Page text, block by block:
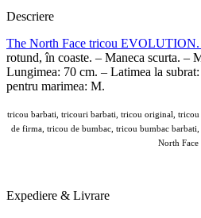
Descriere
The North Face tricou EVOLUTION.
rotund, în coaste. – Maneca scurta. –
Lungimea: 70 cm. – Latimea la
pentru marimea: M.
tricou barbati, tricouri barbati, tricou original,
de firma, tricou de bumbac, tricou bumbac
North Face
Expediere & Livrare